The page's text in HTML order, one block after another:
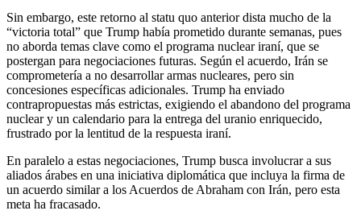
Sin embargo, este retorno al statu quo anterior dista mucho de la
“victoria total” que Trump había prometido durante semanas, pues
no aborda temas clave como el programa nuclear iraní, que se
postergan para negociaciones futuras. Según el acuerdo, Irán se
comprometería a no desarrollar armas nucleares, pero sin
concesiones específicas adicionales. Trump ha enviado
contrapropuestas más estrictas, exigiendo el abandono del programa
nuclear y un calendario para la entrega del uranio enriquecido,
frustrado por la lentitud de la respuesta iraní.
En paralelo a estas negociaciones, Trump busca involucrar a sus
aliados árabes en una iniciativa diplomática que incluya la firma de
un acuerdo similar a los Acuerdos de Abraham con Irán, pero esta
meta ha fracasado.